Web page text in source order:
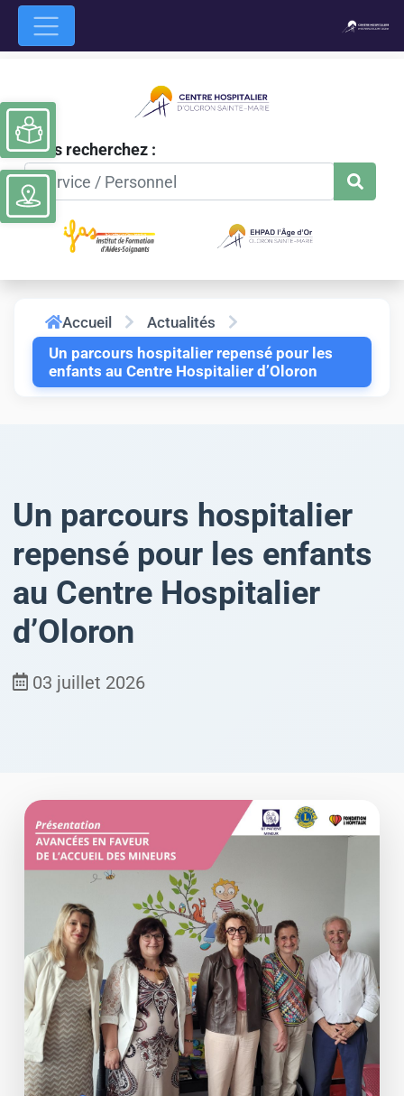
Vous recherchez :
Ouvrir la barre d’outils
Accueil
Actualités
Un parcours hospitalier repensé pour les
enfants au Centre Hospitalier d’Oloron
Un parcours hospitalier
repensé pour les enfants
au Centre Hospitalier
d’Oloron
03 juillet 2026